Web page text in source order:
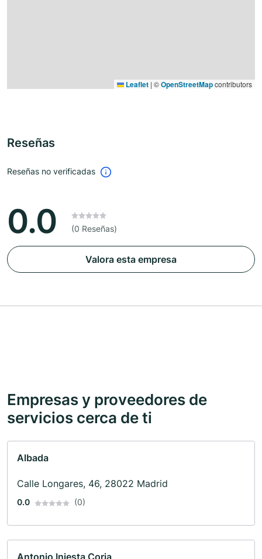
Leaflet | ©OpenStreetMapcontributors
Reseñas
Reseñas no verificadas
0.0 (0 Reseñas)
Valora esta empresa
Empresas y proveedores de
servicios cerca de ti
Albada
Calle Longares, 46, 28022 Madrid
0.0 (0)